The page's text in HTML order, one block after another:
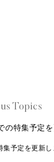
Topics
の特集予定
予定を更新